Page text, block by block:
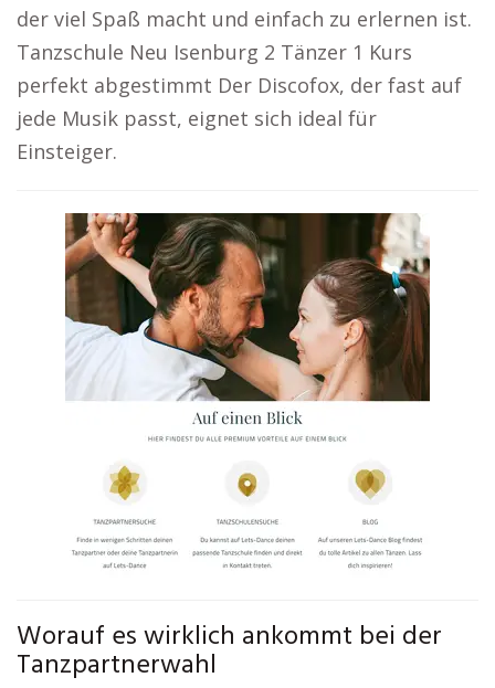
der viel Spaß macht und einfach zu erlernen ist.
Tanzschule Neu Isenburg 2 Tänzer 1 Kurs
perfekt abgestimmt Der Discofox, der fast auf
jede Musik passt, eignet sich ideal für
Einsteiger.
Worauf es wirklich ankommt bei der
Tanzpartnerwahl